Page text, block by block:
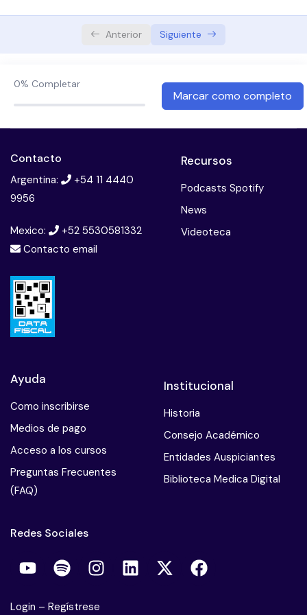
Alimentos derivados de plantas – Son seguras
Examen Alimentación Basada en Plantas
Anterior Siguiente
0% Completar
Marcar como completo
Contacto
Argentina:
+54 11 4440
9956
Mexico:
+52 5530581332
Contacto email
Recursos
Podcasts Spotify
News
Videoteca
Ayuda
Como inscribirse
Medios de pago
Acceso a los cursos
Preguntas Frecuentes
(FAQ)
Institucional
Historia
Consejo Académico
Entidades Auspiciantes
Biblioteca Medica Digital
Redes Sociales
Login – Regístrese